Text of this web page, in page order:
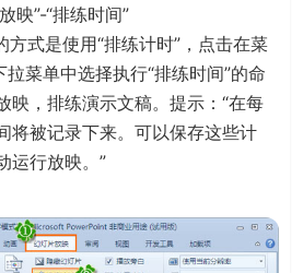
”-“排练时间”
式是使用“排练计时”，点击在菜
拉菜单中选择执行“排练时间”的命
映，排练演示文稿。提示：“在每
将被记录下来。可以保存这些计
运行放映。”